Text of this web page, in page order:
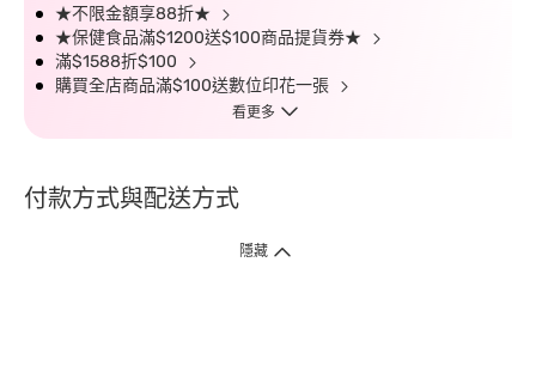
★不限金額享88折★
★保健食品滿$1200送$100商品提貨券★
滿$1588折$100
購買全店商品滿$100送數位印花一張
看更多
付款方式與配送方式
隱藏